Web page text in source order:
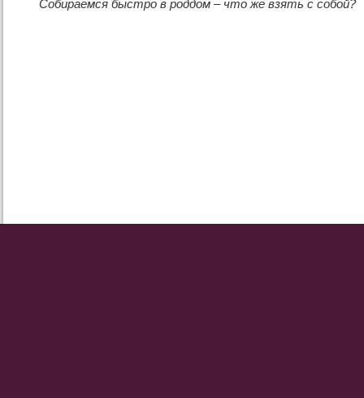
Собираемся быстро в роддом – что же взять c собой?